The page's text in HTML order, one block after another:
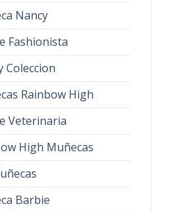
Nancy
Fashionista
Coleccion
Rainbow High
Veterinaria
High Muñecas
Barbie